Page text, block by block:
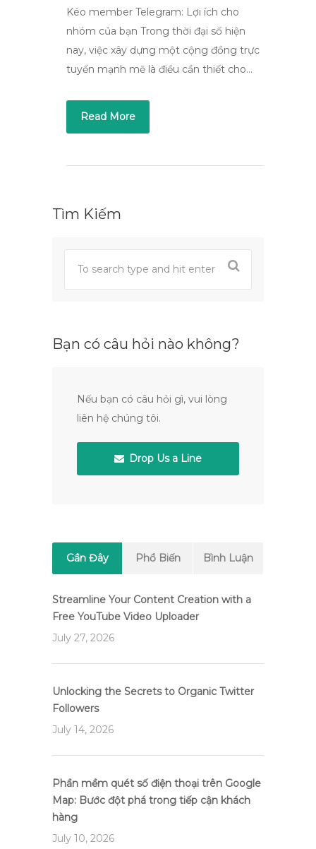
Kéo member Telegram: Lợi ích cho
nhóm của bạn Trong thời đại số hiện
nay, việc xây dựng một cộng đồng trực
tuyến mạnh mẽ là điều cần thiết cho…
Read More
Tìm Kiếm
Bạn có câu hỏi nào không?
Nếu bạn có câu hỏi gì, vui lòng
liên hệ chúng tôi.
Drop Us a Line
Gần Đây Phổ Biến Bình Luận
Streamline Your Content Creation with a
Free YouTube Video Uploader
July 27, 2026
Unlocking the Secrets to Organic Twitter
Followers
July 14, 2026
Phần mềm quét số điện thoại trên Google
Map: Bước đột phá trong tiếp cận khách
hàng
July 10, 2026